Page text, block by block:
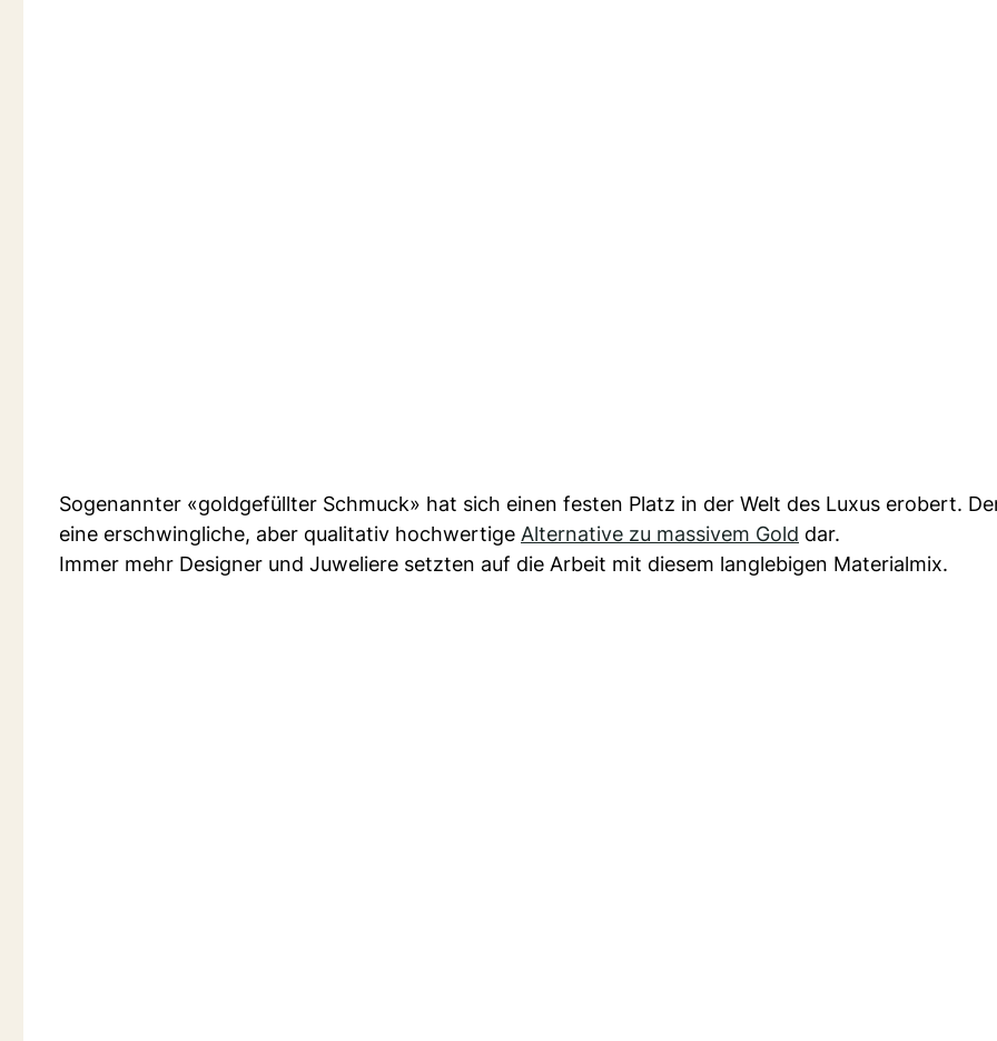
Sogenannter «goldgefüllter Schmuck» hat sich einen festen Platz in der Welt des Luxus erobert.
eine erschwingliche, aber qualitativ hochwertige Alternative zu massivem Gold dar.
Immer mehr Designer und Juweliere setzten auf die Arbeit mit diesem langlebigen Materialmix.